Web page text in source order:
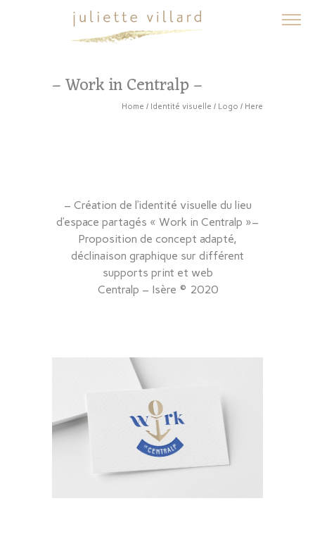
– Work in Centralp –
Home / Identité visuelle / Logo / Here
– Création de l’identité visuelle du lieu
d’espace partagés « Work in Centralp »–
Proposition de concept adapté,
déclinaison graphique sur différent
supports print et web
Centralp – Isère © 2020